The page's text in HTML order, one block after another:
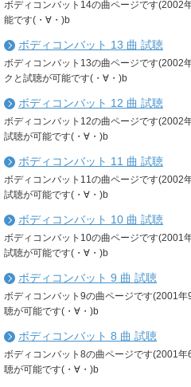
ボディコンバット14の曲ページです(2002
能です(・∀・)b
ボディコンバット 13 曲 試聴
ボディコンバット13の曲ページです(2002
クと試聴が可能です(・∀・)b
ボディコンバット 12 曲 試聴
ボディコンバット12の曲ページです(2002
試聴が可能です(・∀・)b
ボディコンバット 11 曲 試聴
ボディコンバット11の曲ページです(2002
試聴が可能です(・∀・)b
ボディコンバット 10 曲 試聴
ボディコンバット10の曲ページです(2001
試聴が可能です(・∀・)b
ボディコンバット 9 曲 試聴
ボディコンバット9の曲ページです(2001
聴が可能です(・∀・)b
ボディコンバット 8 曲 試聴
ボディコンバット8の曲ページです(2001
聴が可能です(・∀・)b